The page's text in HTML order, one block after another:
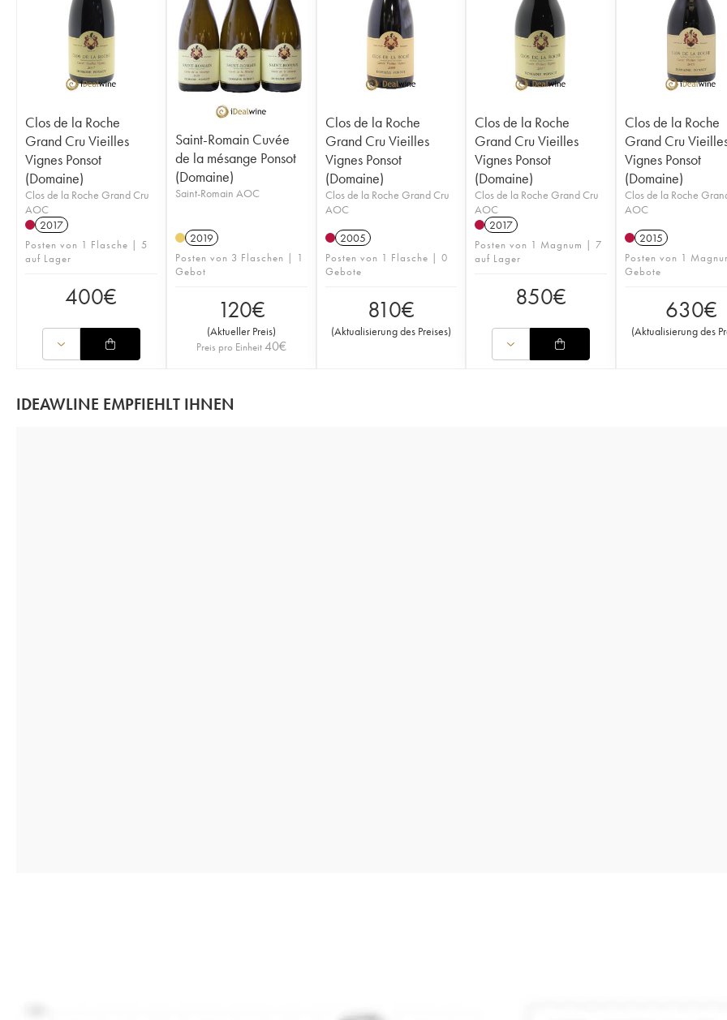
Clos de la Roche
Grand Cru Vieilles
Vignes Ponsot
(Domaine)
Clos de la Roche Grand Cru
AOC
2017
Posten von 1 Flasche | 5
auf Lager
400€
Saint-Romain Cuvée
de la mésange Ponsot
(Domaine)
Saint-Romain AOC
2019
Posten von 3 Flaschen | 1
Gebot
120€
(Aktueller Preis)
Preis pro Einheit40€
Clos de la Roche
Grand Cru Vieilles
Vignes Ponsot
(Domaine)
Clos de la Roche Grand Cru
AOC
2005
Posten von 1 Flasche | 0
Gebote
810€
(Aktualisierung des Preises)
Clos de la Roche
Grand Cru Vieilles
Vignes Ponsot
(Domaine)
Clos de la Roche Grand Cru
AOC
2017
Posten von 1 Magnum | 7
auf Lager
850€
Clos de la Roche
Grand Cru
Vignes Ponsot
(Domaine)
Clos de la Roche
AOC
2015
Posten von 1
Gebote
630€
(Aktualisierung des
IDEAWLINE EMPFIEHLT IHNEN